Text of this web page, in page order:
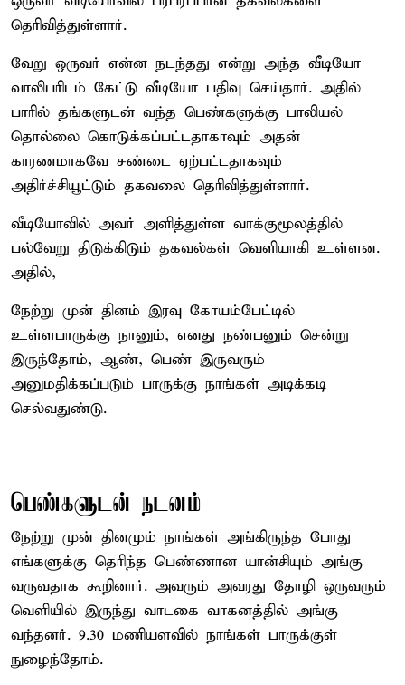
தெரிவித்துள்ளார்.
வேறு ஒருவர் என்ன நடந்தது என்று அந்த வீடியோ
வாலிபரிடம் கேட்டு வீடியோ பதிவு செய்தார். அதில்
பாரில் தங்களுடன் வந்த பெண்களுக்கு பாலியல்
தொல்லை கொடுக்கப்பட்டதாகாவும் அதன்
காரணமாகவே சண்டை ஏற்பட்டதாகவும்
அதிர்ச்சியூட்டும் தகவலை தெரிவித்துள்ளார்.
வீடியோவில் அவர் அளித்துள்ள வாக்குமூலத்தில்
பல்வேறு திடுக்கிடும் தகவல்கள் வெளியாகி உள்ளன.
அதில்,
நேற்று முன் தினம் இரவு கோயம்பேட்டில்
உள்ளபாருக்கு நானும், எனது நண்பனும் சென்று
இருந்தோம், ஆண், பெண் இருவரும்
அனுமதிக்கப்படும் பாருக்கு நாங்கள் அடிக்கடி
செல்வதுண்டு.
பெண்களுடன் நடனம்
நேற்று முன் தினமும் நாங்கள் அங்கிருந்த போது
எங்களுக்கு தெரிந்த பெண்ணான யான்சியும் அங்கு
வருவதாக கூறினார். அவரும் அவரது தோழி ஒருவரும்
வெளியில் இருந்து வாடகை வாகனத்தில் அங்கு
வந்தனர். 9.30 மணியளவில் நாங்கள் பாருக்குள்
நுழைந்தோம்.